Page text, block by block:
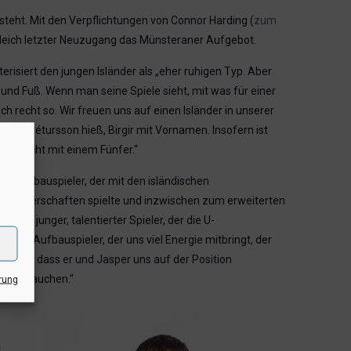
Mit den Verpflichtungen von Connor Harding (zum
letzter Neuzugang das Münsteraner Aufgebot.
den jungen Isländer als „eher ruhigen Typ. Aber
Fuß. Wenn man seine Spiele sieht, mit was für einer
recht so. Wir freuen uns auf einen Isländer in unserer
Pétursson hieß, Birgir mit Vornamen. Insofern ist
nicht mit einem Fünfer.“
Aufbauspieler, der mit den isländischen
spielte und inzwischen zum erweiterten
ein junger, talentierter Spieler, der die U-
ein Aufbauspieler, der uns viel Energie mitbringt, der
dass er und Jasper uns auf der Position
brauchen.“